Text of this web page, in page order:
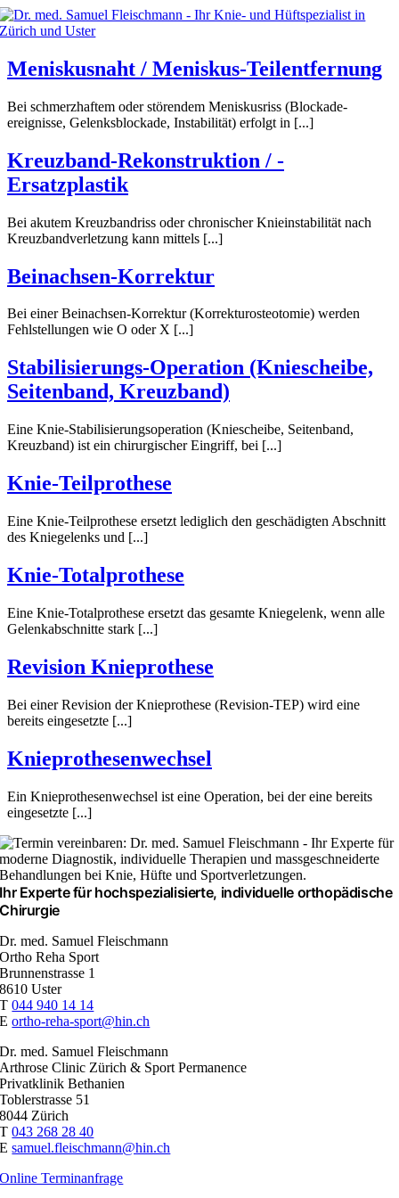
Zum
Inhalt
Meniskusnaht / Meniskus-Teil­entfernung
Bei schmerzhaftem oder störendem Meniskus­riss (Blockade­
ereignisse, Gelenks­blockade, In­stabilität) erfolgt in [...]
Kreuzband-Rekonstruktion / -
Ersatzplastik
Bei akutem Kreuzbandriss oder chronischer Knieinstabilität nach
Kreuzbandverletzung kann mittels [...]
Beinachsen-Korrektur
Bei einer Beinachsen-Korrektur (Korrekturosteotomie) werden
Fehlstellungen wie O oder X [...]
Stabilisierungs­-­Operation (Kniescheibe,
Seitenband, Kreuzband)
Eine Knie-Stabilisierungsoperation (Kniescheibe, Seitenband,
Kreuz­band) ist ein chirurgischer Eingriff, bei [...]
Knie-Teilprothese
Eine Knie-Teilprothese ersetzt lediglich den ge­schädigten Abschnitt
des Knie­gelenks und [...]
Knie-Totalprothese
Eine Knie-Totalprothese ersetzt das gesamte Knie­gelenk, wenn alle
Gelenkabschnitte stark [...]
Revision Knie­prothese
Bei einer Revision der Knieprothese (Revision-TEP) wird eine
bereits eingesetzte [...]
Knieprothesen­wechsel
Ein Knieprothesen­wechsel ist eine Operation, bei der eine bereits
ein­gesetzte [...]
Ihr Experte für hochspezialisierte, individuelle orthopädische
Chirurgie
Dr. med. Samuel Fleischmann
Ortho Reha Sport
Brunnenstrasse 1
8610 Uster
T044 940 14 14
Eortho-reha-sport@hin.ch
Dr. med. Samuel Fleischmann
Arthrose Clinic Zürich & Sport Permanence
Privatklinik Bethanien
Toblerstrasse 51
8044 Zürich
T043 268 28 40
Esamuel.fleischmann@hin.ch
Online Terminanfrage